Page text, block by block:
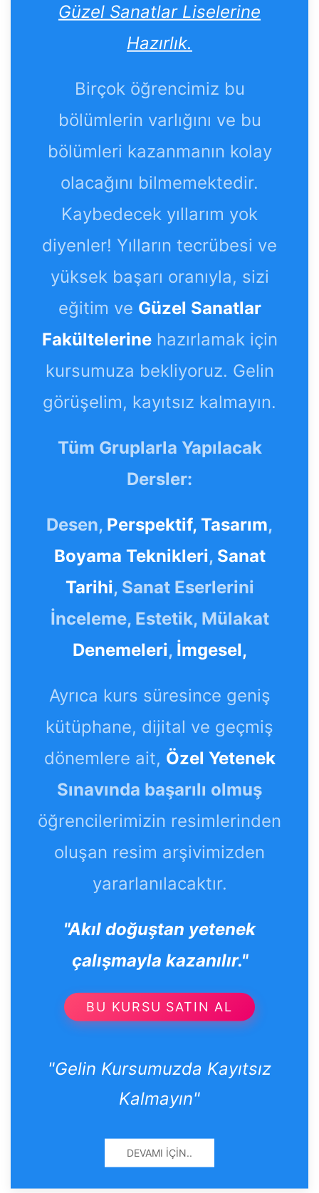
Güzel Sanatlar Liselerine
Hazırlık.
Birçok öğrencimiz bu
bölümlerin varlığını ve bu
bölümleri kazanmanın kolay
olacağını bilmemektedir.
Kaybedecek yıllarım yok
diyenler! Yılların tecrübesi ve
yüksek başarı oranıyla, sizi
eğitim ve Güzel Sanatlar
Fakültelerinehazırlamak için
kursumuza bekliyoruz. Gelin
görüşelim, kayıtsız kalmayın.
Tüm Gruplarla Yapılacak
Dersler:
Desen, Perspektif, Tasarım,
Boyama Teknikleri, Sanat
Tarihi, Sanat Eserlerini
İnceleme, Estetik, Mülakat
Denemeleri, İmgesel,
Ayrıca kurs süresince geniş
kütüphane, dijital ve geçmiş
dönemlere ait, Özel Yetenek
Sınavında başarılı olmuş
öğrencilerimizin resimlerinden
oluşan resim arşivimizden
yararlanılacaktır.
"Akıl doğuştan yetenek
çalışmayla kazanılır."
BU KURSU SATIN AL
"Gelin Kursumuzda Kayıtsız
Kalmayın"
DEVAMI İÇIN..